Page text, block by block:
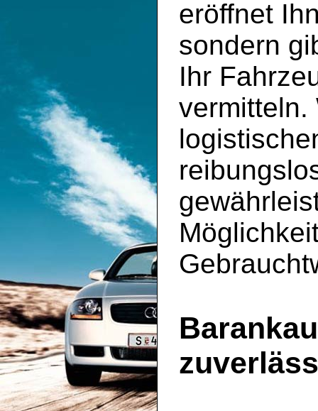
eröffnet
sondern
Ihr
vermitteln.